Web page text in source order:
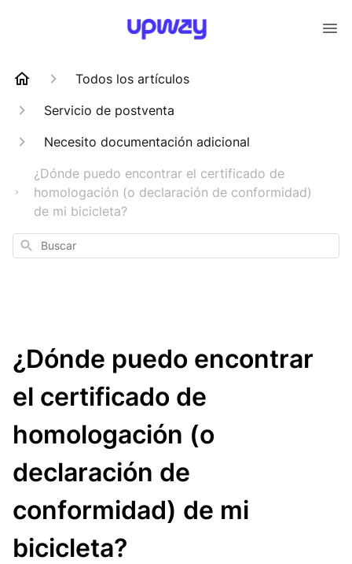
Todos los artículos
Servicio de postventa
Necesito documentación adicional
¿Dónde puedo encontrar el certificado de
homologación (o declaración de conformidad)
de mi bicicleta?
Buscar
¿Dónde puedo encontrar
el certificado de
homologación (o
declaración de
conformidad) de mi
bicicleta?